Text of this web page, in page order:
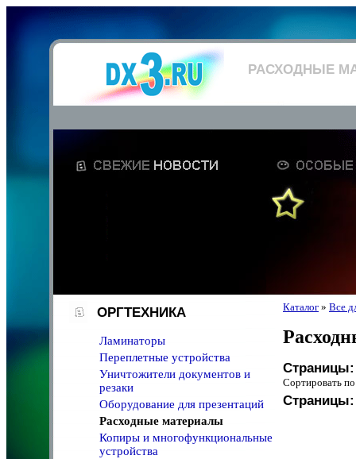
РАСХОДНЫЕ
ОРГТЕХНИКА
Ламинаторы
Переплетные устройства
Уничтожители документов и
резаки
Оборудование для презентаций
Расходные материалы
Копиры и многофункциональные
устройства
Каталог » Все
Страницы:
Сортировать
Страницы: